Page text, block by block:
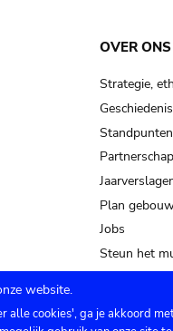
OVER ONS
Strategie,
Plan
Jobs
Steun het
website.
alle cookies', ga je akkoord